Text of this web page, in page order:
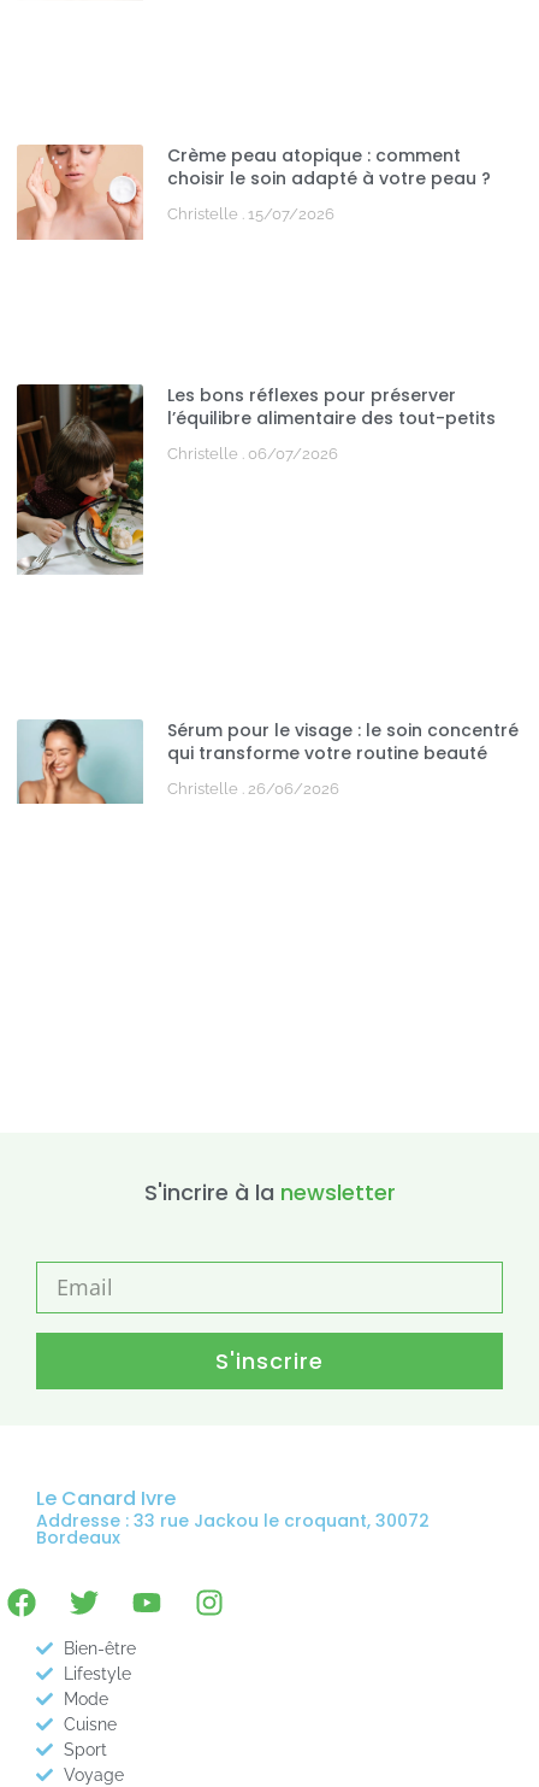
Crème peau atopique : comment
choisir le soin adapté à votre peau ?
Christelle 15/07/2026
Les bons réflexes pour préserver
l’équilibre alimentaire des tout-petits
Christelle 06/07/2026
Sérum pour le visage : le soin concentré
qui transforme votre routine beauté
Christelle 26/06/2026
S'incrire à la newsletter
S'inscrire
Le Canard Ivre
Addresse : 33 rue Jackou le croquant, 30072
Bordeaux
Bien-être
Lifestyle
Mode
Cuisne
Sport
Voyage